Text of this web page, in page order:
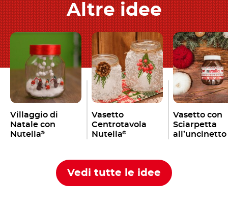
Altre idee
Villaggio di
Natale con
Nutella®
Vasetto
Centrotavola
Nutella®
Vasetto con
Sciarpetta
all’uncinetto
Vedi tutte le idee